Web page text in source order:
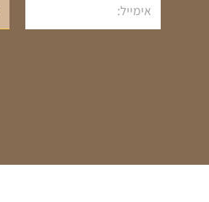
אימייל